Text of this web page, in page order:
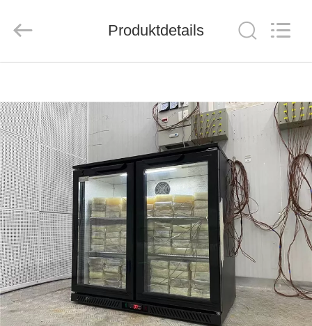
PRODUKTE
ÜBER
UNS
FABRIK-
AUSFLUG
QUALITÄTSKONTROLLE
Ltd..
Produktdetails